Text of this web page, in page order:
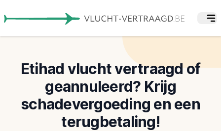
Etihad vlucht vertraagd of
geannuleerd? Krijg
schadevergoeding en een
terugbetaling!